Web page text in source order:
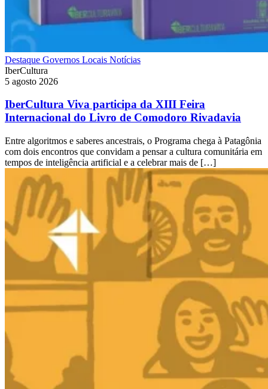
Destaque Governos Locais Notícias
IberCultura
5 agosto 2026
IberCultura Viva participa da XIII Feira
Internacional do Livro de Comodoro Rivadavia
Entre algoritmos e saberes ancestrais, o Programa chega à Patagônia
com dois encontros que convidam a pensar a cultura comunitária em
tempos de inteligência artificial e a celebrar mais de […]